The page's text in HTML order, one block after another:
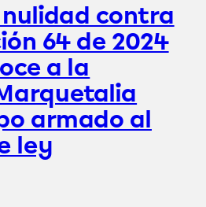
contra
64 de 2024
a la
armado al
ley